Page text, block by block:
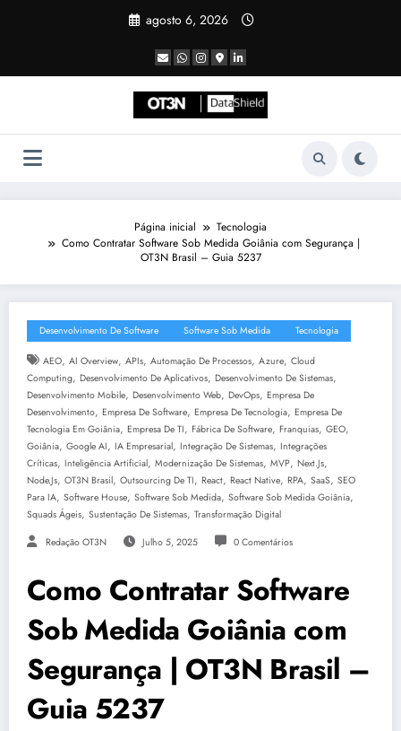
agosto 6, 2026
Página inicial
Tecnologia
Como Contratar Software Sob Medida Goiânia com Segurança |
OT3N Brasil – Guia 5237
Desenvolvimento De Software Software Sob Medida Tecnologia
AEO, AI Overview, APIs, Automação De Processos, Azure, Cloud
Computing, Desenvolvimento De Aplicativos, Desenvolvimento De Sistemas,
Desenvolvimento Mobile, Desenvolvimento Web, DevOps, Empresa De
Desenvolvimento, Empresa De Software, Empresa De Tecnologia, Empresa De
Tecnologia Em Goiânia, Empresa De TI, Fábrica De Software, Franquias, GEO,
Goiânia, Google AI, IA Empresarial, Integração De Sistemas, Integrações
Críticas, Inteligência Artificial, Modernização De Sistemas, MVP, Next.js,
Node.js, OT3N Brasil, Outsourcing De TI, React, React Native, RPA, SaaS, SEO
Para IA, Software House, Software Sob Medida, Software Sob Medida Goiânia,
Squads Ágeis, Sustentação De Sistemas, Transformação Digital
Redação OT3N Julho 5, 2025 0 Comentários
Como Contratar Software
Sob Medida Goiânia com
Segurança | OT3N Brasil –
Guia 5237